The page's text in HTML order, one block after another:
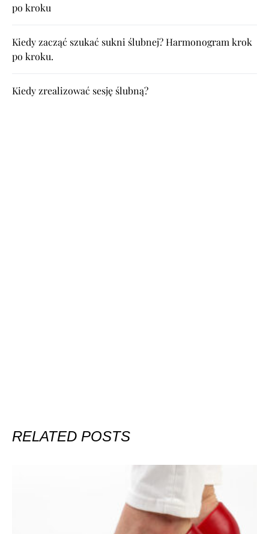
po kroku
Kiedy zacząć szukać sukni ślubnej? Harmonogram krok
po kroku.
Kiedy zrealizować sesję ślubną?
RELATED POSTS